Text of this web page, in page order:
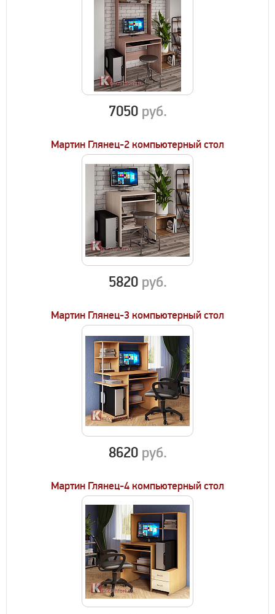
7050 руб.
Мартин Глянец-2 компьютерный стол
5820 руб.
Мартин Глянец-3 компьютерный стол
8620 руб.
Мартин Глянец-4 компьютерный стол